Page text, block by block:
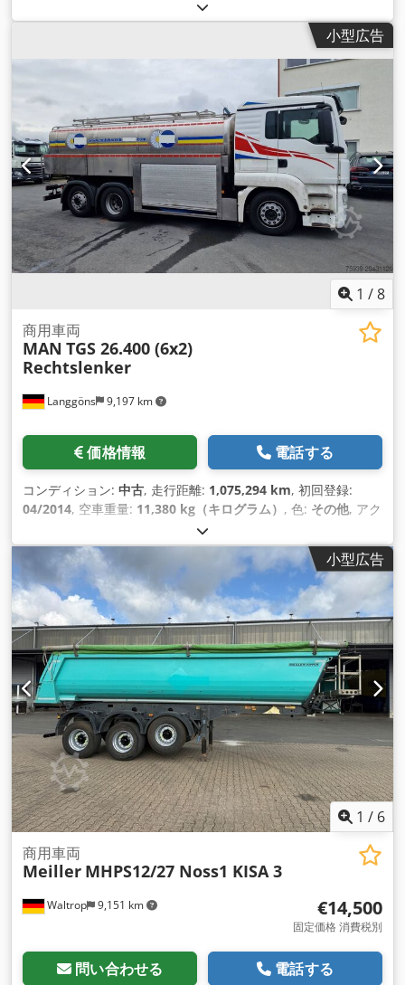
小型広告
1 /8
Langgöns 9,197 km
商用車両
MAN TGS 26.400 (6x2)
Rechtslenker
価格情報 電話する
コンディション: 中古, 走行距離: 1,075,294 km, 初回登録:
04/2014, 空車重量: 11,380 kg（キログラム） , 色: その他, アク
リターダ
燃料の種類:ディーゼル, 排出クラス:ユーロ5, 出力:294 キロワ
ット (399.73 馬力)
, サスペンション: 空気, 座席数: 2 , 運転席:そ
の他, 装備:ABS（アンチロック・ブレーキ・システム）, エア
コン, クルーズコントロール, デファレンシャルロック, トレー
ラー連結装置, 車載コンピュータ,
小型広告
1 / 6
Waltrop 9,151 km
商用車両
Meiller MHPS12/27 Noss1 KISA 3
€14,500
固定価格 消費税別
問い合わせる 電話する